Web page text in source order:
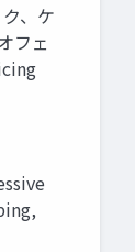
、ケ
フェ